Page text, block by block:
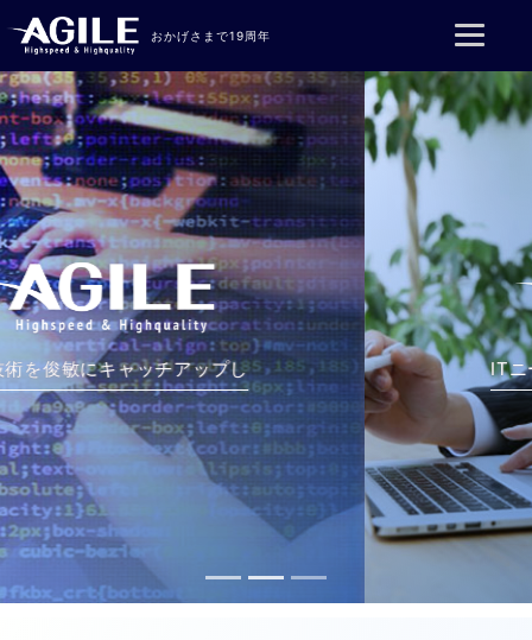
コンテンツへスキップ
おかげさまで19周年
ITニーズに素早く対応することで